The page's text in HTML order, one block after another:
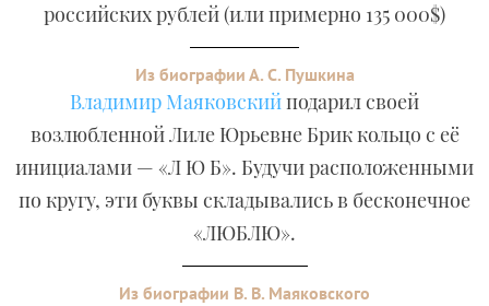
российских рублей (или примерно 135 000$)
Из биографии А. С. Пушкина
Владимир Маяковскийподарил своей
возлюбленной Лиле Юрьевне Брик кольцо с её
инициалами — «Л Ю Б». Будучи расположенными
по кругу, эти буквы складывались в бесконечное
«ЛЮБЛЮ».
Из биографии В. В. Маяковского